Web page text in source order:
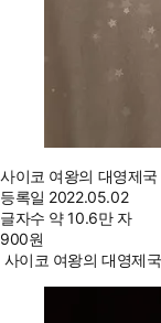
사이코 여왕의 대영제국
등록일 2022.05.02
글자수 약 10.6만 자
900원
사이코 여왕의 대영제